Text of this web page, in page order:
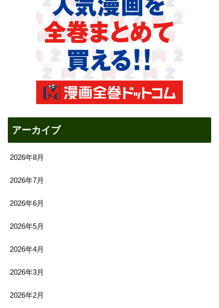
アーカイブ
2026年8月
2026年7月
2026年6月
2026年5月
2026年4月
2026年3月
2026年2月